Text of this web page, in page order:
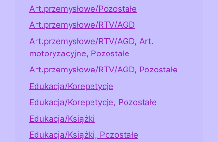
Art.przemysłowe/Pozostałe
Art.przemysłowe/RTV/AGD
Art.przemysłowe/RTV/AGD, Art.
motoryzacyjne, Pozostałe
Art.przemysłowe/RTV/AGD, Pozostałe
Edukacja/Korepetycje
Edukacja/Korepetycje, Pozostałe
Edukacja/Książki
Edukacja/Książki, Pozostałe